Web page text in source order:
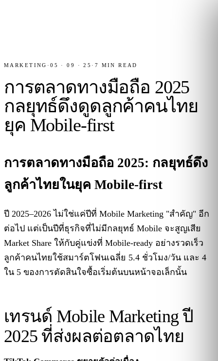
MARKETING ·05 · 09 · 25 · 7 MIN READ
การตลาดทางมือถือ 2025
กลยุทธ์ดึงดูดลูกค้าคนไทย
ยุค Mobile-first
การตลาดทางมือถือ 2025: กลยุทธ์ดึง
ลูกค้าไทยในยุค Mobile-first
ปี 2025–2026 ไม่ใช่แค่ปีที่ Mobile Marketing "สำคัญ" อีก
ต่อไป แต่เป็นปีที่ธุรกิจที่ไม่มีกลยุทธ์ Mobile จะสูญเสีย
Market Share ให้กับคู่แข่งที่ Mobile-ready อย่างรวดเร็ว
ลูกค้าคนไทยใช้สมาร์ตโฟนเฉลี่ย 5.4 ชั่วโมง/วัน และ 4
ใน 5 ของการตัดสินใจซื้อเริ่มต้นบนหน้าจอเล็กนั้น
เทรนด์ Mobile Marketing ปี
2025 ที่ส่งผลต่อตลาดไทย